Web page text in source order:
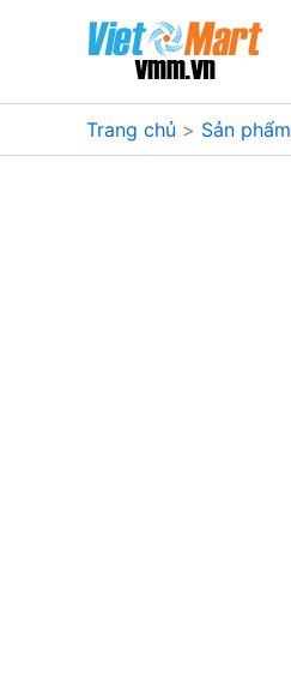
dung
Trang chủ Sản phẩm